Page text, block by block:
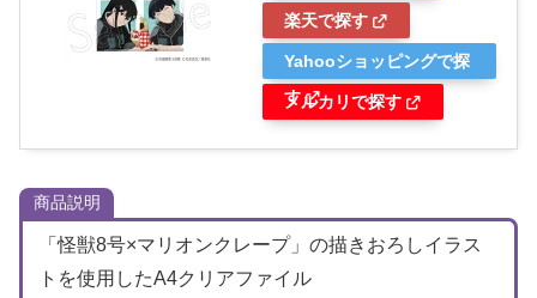
楽天で探す
Yahooショッピングで探
す
メルカリで探す
商品説明
「怪獣8号×マリオンクレープ」の描きおろしイラス
トを使用したA4クリアファイル